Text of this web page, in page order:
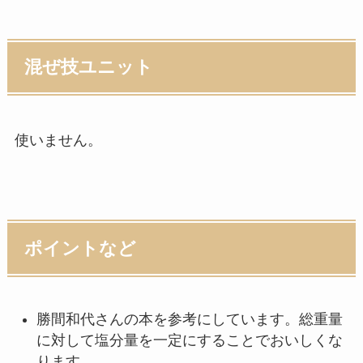
混ぜ技ユニット
使いません。
ポイントなど
勝間和代さんの本を参考にしています。総重量
に対して塩分量を一定にすることでおいしくな